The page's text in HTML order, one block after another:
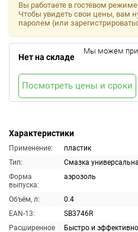
Характеристики
Применение:
пластик
Тип:
Смазка
Форма
выпуска:
аэрозоль
Объём, л:
0.4
EAN-13:
SB3746R
Расширенное
Быстро и
Вы работаете в гостевом
Чтобы увидеть свои цены, вам
паролем (или
Нет на складе
Мы можем
Посмотреть цены и сроки